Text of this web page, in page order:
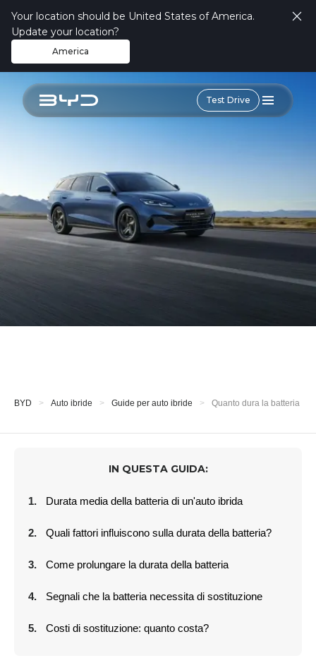
Your location should be United States of America.
Update your location?
America
Test Drive
BYD Auto ibride Guide per auto ibride Quanto dura la batteria di
IN QUESTA GUIDA:
Durata media della batteria di un'auto ibrida
Quali fattori influiscono sulla durata della batteria?
Come prolungare la durata della batteria
Segnali che la batteria necessita di sostituzione
Costi di sostituzione: quanto costa?